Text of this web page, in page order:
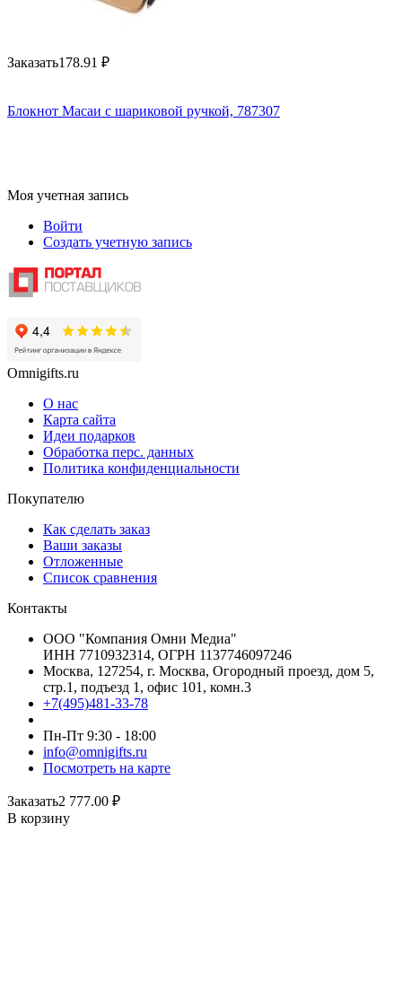
Заказать178.91 ₽
Блокнот Масаи с шариковой ручкой, 787307
Моя учетная запись
Войти
Создать учетную запись
Omnigifts.ru
О нас
Карта сайта
Идеи подарков
Обработка перс. данных
Политика конфиденциальности
Покупателю
Как сделать заказ
Ваши заказы
Отложенные
Список сравнения
Контакты
ООО "Компания Омни Медиа"
ИНН 7710932314, ОГРН 1137746097246
Москва, 127254, г. Москва, Огородный проезд, дом 5,
стр.1, подъезд 1, офис 101, комн.3
+7(495)481-33-78
Пн-Пт 9:30 - 18:00
info@omnigifts.ru
Посмотреть на карте
Заказать2 777.00 ₽
В корзину